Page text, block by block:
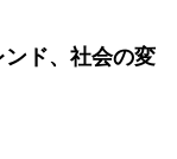
ド、社会の変